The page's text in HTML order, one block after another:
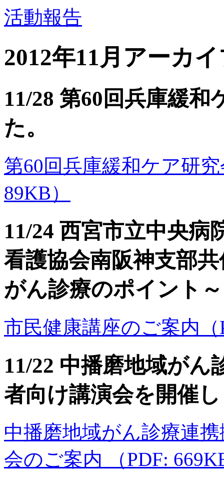
活動報告
2012年11月アーカ
11/28 第60回兵庫緩
た。
第60回兵庫緩和ケア研究
89KB）
11/24 西宮市立中央病
看護協会南阪神支部
がん診療のポイント
市民健康講座のご案内（
11/22 中播磨地域がん
者向け講演会を開催
中播磨地域がん診療連
会のご案内 （PDF: